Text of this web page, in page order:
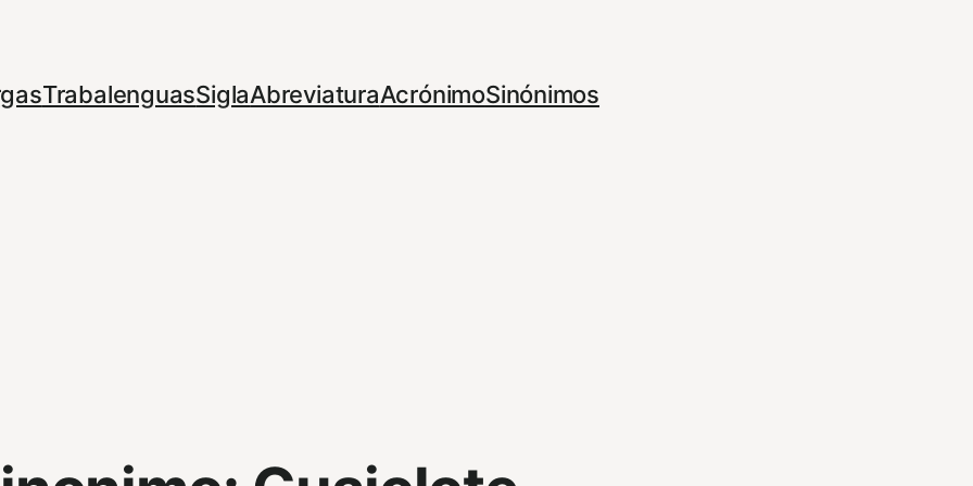
TrabalenguasSiglaAbreviaturaAcrónimoSinónimos